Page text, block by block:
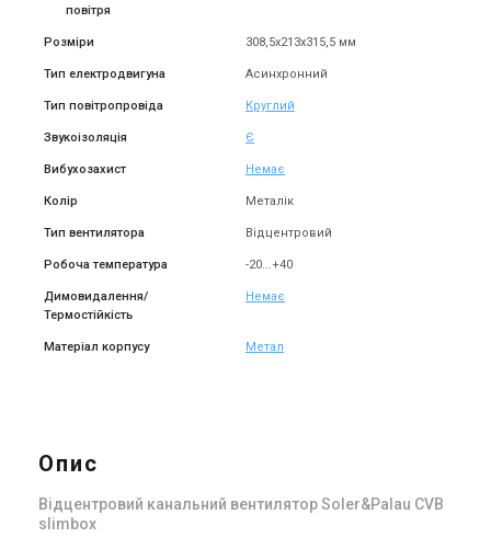
повітря
Розміри 308,5х213х315,5 мм
Тип електродвигуна Асинхронний
Тип повітропровіда Круглий
Звукоізоляція Є
Вибухозахист Немає
Колір Металік
Тип вентилятора Відцентровий
Робоча температура -20...+40
Димовидалення/
Термостійкість
Немає
Матеріал корпусу Метал
Опис
Відцентровий канальний вентилятор Soler&Palau CVB
slimbox